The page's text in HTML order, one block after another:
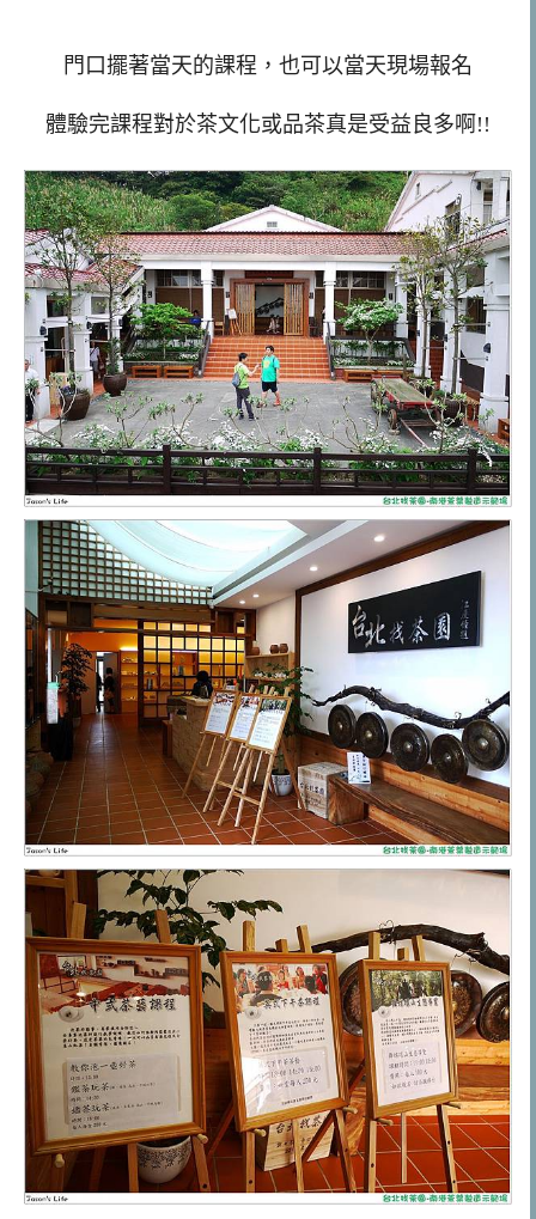
門口擺著當天的課程，也可以當天現場報名
體驗完課程對於茶文化或品茶真是受益良多啊!!